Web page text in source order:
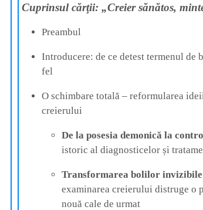
Cuprinsul cărţii: „Creier sănătos,
Preambul
Introducere: de ce detest termenul de
fel
O schimbare totală – reformularea
creierului
De la posesia demonică la
istoric al diagnosticelor și
Transformarea bolilor
examinarea creierului distruge o
nouă cale de urmat